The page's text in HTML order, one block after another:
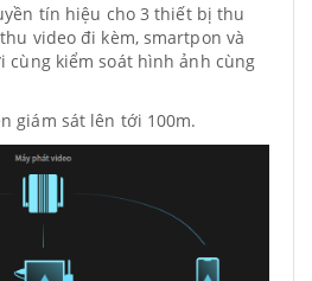
tín hiệu cho 3 thiết bị thu
video đi kèm, smartpon và
cùng kiểm soát hình ảnh cùng
giám sát lên tới 100m.